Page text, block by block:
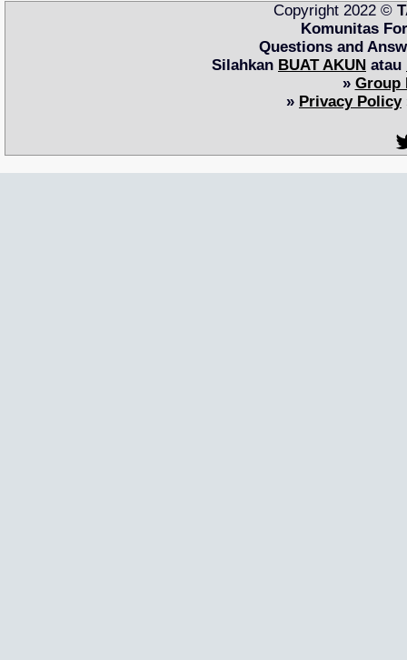
Copyright 2022 ©
Komunitas
Questions and
Silahkan BUAT AKUN atau
» Group
» Privacy Policy